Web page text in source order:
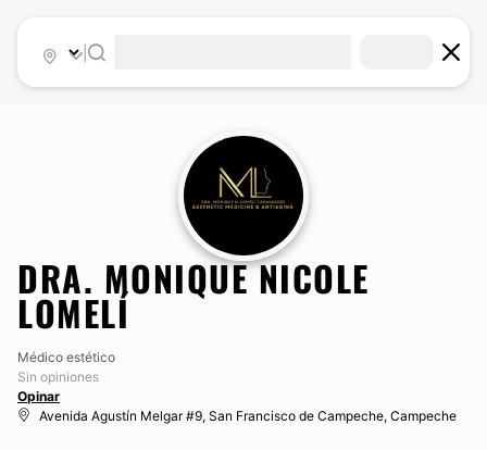
DRA. MONIQUE NICOLE
LOMELÍ
Médico estético
Sin opiniones
Opinar
Avenida Agustín Melgar #9, San Francisco de Campeche, Campeche